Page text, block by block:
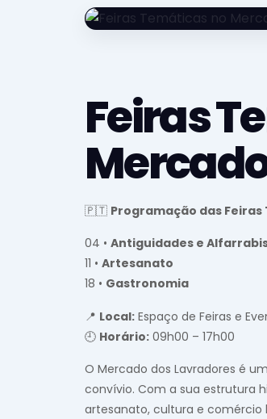
Feiras
🇵🇹 Programação das
04 • Antiguidades e
11 • Artesanato
18 • Gastronomia
📍 Local: Espaço de Feiras e
🕘 Horário: 09h00 – 17h00
O Mercado dos Lavradores é
convívio. Com a sua estrutura
artesanato, cultura e comércio